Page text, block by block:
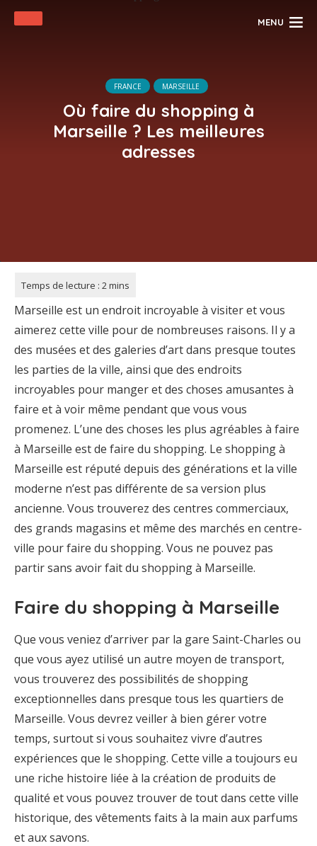
MENU
FRANCE MARSEILLE
Où faire du shopping à
Marseille ? Les meilleures
adresses
Marseille est un endroit incroyable à visiter et vous
aimerez cette ville pour de nombreuses raisons. Il y a
des musées et des galeries d’art dans presque toutes
les parties de la ville, ainsi que des endroits
incroyables pour manger et des choses amusantes à
faire et à voir même pendant que vous vous
promenez. L’une des choses les plus agréables à faire
à Marseille est de faire du shopping. Le shopping à
Marseille est réputé depuis des générations et la ville
moderne n’est pas différente de sa version plus
ancienne. Vous trouverez des centres commerciaux,
des grands magasins et même des marchés en centre-
ville pour faire du shopping. Vous ne pouvez pas
partir sans avoir fait du shopping à Marseille.
Faire du shopping à Marseille
Que vous veniez d’arriver par la gare Saint-Charles ou
que vous ayez utilisé un autre moyen de transport,
vous trouverez des possibilités de shopping
exceptionnelles dans presque tous les quartiers de
Marseille. Vous devrez veiller à bien gérer votre
temps, surtout si vous souhaitez vivre d’autres
expériences que le shopping. Cette ville a toujours eu
une riche histoire liée à la création de produits de
qualité et vous pouvez trouver de tout dans cette ville
historique, des vêtements faits à la main aux parfums
et aux savons.